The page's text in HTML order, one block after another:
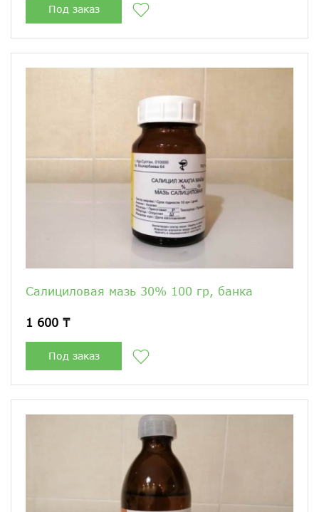
Под заказ
Салициловая мазь 30% 100 гр, банка
1 600 ₸
Под заказ